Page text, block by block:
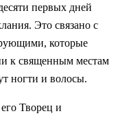
первых дней
Это связано с
которые
к священным местам
ногти и волосы.
Творец и